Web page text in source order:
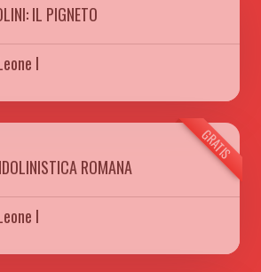
IL PIGNETO
I
GRATIS
ROMANA
I